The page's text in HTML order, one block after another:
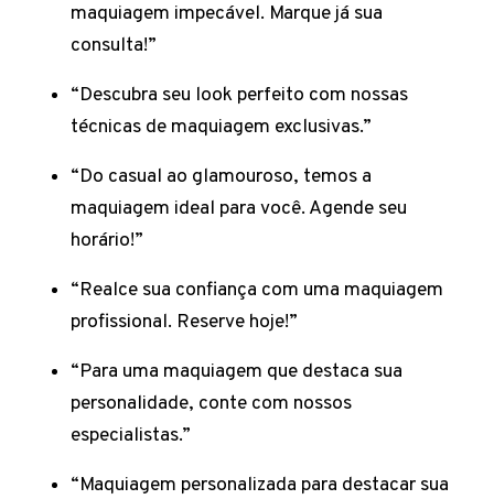
maquiagem impecável. Marque já sua
consulta!”
“Descubra seu look perfeito com nossas
técnicas de maquiagem exclusivas.”
“Do casual ao glamouroso, temos a
maquiagem ideal para você. Agende seu
horário!”
“Realce sua confiança com uma maquiagem
profissional. Reserve hoje!”
“Para uma maquiagem que destaca sua
personalidade, conte com nossos
especialistas.”
“Maquiagem personalizada para destacar sua